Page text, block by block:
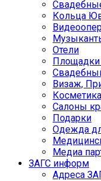
Кольца
Отели
Визаж,
Салоны
Подарки
Одежда
Медиа
ЗАГС информ
Адреса